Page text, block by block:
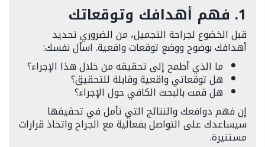
1. فهم أهدافك وتوقعاتك
قبل الخضوع لجراحة التجميل، من الضروري تحديد
أهدافك بوضوح ووضع توقعات واقعية. اسأل نفسك:
ما الذي أطمح إلى تحقيقه من خلال هذا الإجراء؟
هل توقعاتي واقعية وقابلة للتحقيق؟
هل قمت بالبحث الكافي حول الإجراء؟
إن فهم دوافعك والنتائج التي تأمل في تحقيقها
سيساعدك على التواصل بفعالية مع الجراح واتخاذ قرارات
مستنيرة.